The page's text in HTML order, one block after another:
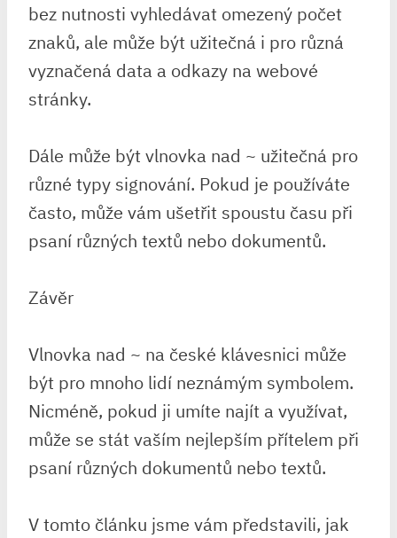
bez nutnosti vyhledávat omezený počet
znaků, ale může být užitečná i pro různá
vyznačená data a odkazy na webové
stránky.
Dále může být vlnovka nad ~ užitečná pro
různé typy signování. Pokud je používáte
často, může vám ušetřit spoustu času při
psaní různých textů nebo dokumentů.
Závěr
Vlnovka nad ~ na české klávesnici může
být pro mnoho lidí neznámým symbolem.
Nicméně, pokud ji umíte najít a využívat,
může se stát vaším nejlepším přítelem při
psaní různých dokumentů nebo textů.
V tomto článku jsme vám představili, jak